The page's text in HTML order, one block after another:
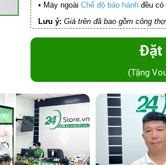
• Máy ngoài Chế độ bảo hành đều có
Lưu ý: Giá trên đã bao gồm công
Đặt
(Tặng